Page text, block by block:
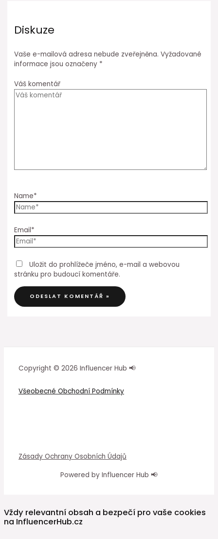
Diskuze
Vaše e-mailová adresa nebude zveřejněna. Vyžadované
informace jsou označeny *
Váš komentář
Name*
Email*
Uložit do prohlížeče jméno, e-mail a webovou
stránku pro budoucí komentáře.
Copyright © 2026 Influencer Hub 📢
Všeobecné Obchodní Podmínky
Zásady Ochrany Osobních Údajů
Powered by Influencer Hub 📢
Vždy relevantní obsah a bezpečí pro vaše cookies
na InfluencerHub.cz